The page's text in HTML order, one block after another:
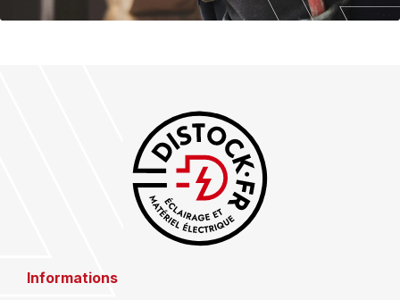
Informations